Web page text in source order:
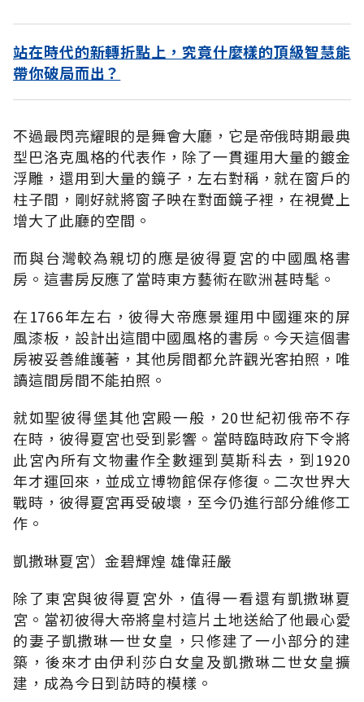
站在時代的新轉折點上，究竟什麼樣的頂級智慧能
帶你破局而出？
不過最閃亮耀眼的是舞會大廳，它是帝俄時期最典
型巴洛克風格的代表作，除了一貫運用大量的鍍金
浮雕，還用到大量的鏡子，左右對稱，就在窗戶的
柱子間，剛好就將窗子映在對面鏡子裡，在視覺上
增大了此廳的空間。
而與台灣較為親切的應是彼得夏宮的中國風格書
房。這書房反應了當時東方藝術在歐洲甚時髦。
在1766年左右，彼得大帝應景運用中國運來的屏
風漆板，設計出這間中國風格的書房。今天這個書
房被妥善維護著，其他房間都允許觀光客拍照，唯
讀這間房間不能拍照。
就如聖彼得堡其他宮殿一般，20世紀初俄帝不存
在時，彼得夏宮也受到影響。當時臨時政府下令將
此宮內所有文物畫作全數運到莫斯科去，到1920
年才運回來，並成立博物館保存修復。二次世界大
戰時，彼得夏宮再受破壞，至今仍進行部分維修工
作。
凱撒琳夏宮）金碧輝煌 雄偉莊嚴
除了東宮與彼得夏宮外，值得一看還有凱撒琳夏
宮。當初彼得大帝將皇村這片土地送給了他最心愛
的妻子凱撒琳一世女皇，只修建了一小部分的建
築，後來才由伊利莎白女皇及凱撒琳二世女皇擴
建，成為今日到訪時的模樣。